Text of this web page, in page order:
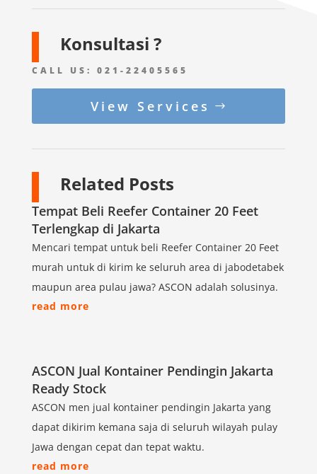
Konsultasi ?
CALL US: 021-22405565
View Services
Related Posts
Tempat Beli Reefer Container 20 Feet
Terlengkap di Jakarta
Mencari tempat untuk beli Reefer Container 20 Feet
murah untuk di kirim ke seluruh area di jabodetabek
maupun area pulau jawa? ASCON adalah solusinya.
read more
ASCON Jual Kontainer Pendingin Jakarta
Ready Stock
ASCON men jual kontainer pendingin Jakarta yang
dapat dikirim kemana saja di seluruh wilayah pulay
Jawa dengan cepat dan tepat waktu.
read more